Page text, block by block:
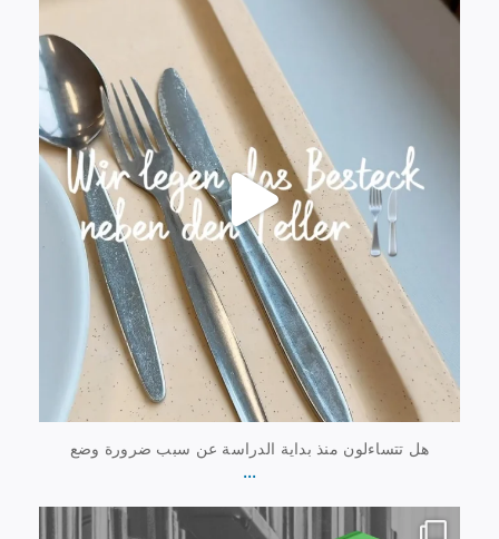
1
هل تتساءلون منذ بداية الدراسة عن سبب ضرورة وضع
...
20 يوليو